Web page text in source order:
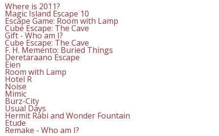
Where is 2011?
Magic Island Escape 10
Escape Game: Room with Lamp
Cube Escape: The Cave
Gift - Who am I?
Cube Escape: The Cave
F. H. Memento: Buried Things
Deretaraano Escape
Eien
Room with Lamp
Hotel R
Noise
Mimic
Burz-City
Usual Days
Hermit Rabi and Wonder Fountain
Etude
Remake - Who am I?